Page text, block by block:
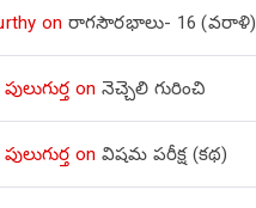
on రాగసౌరభాలు- 16 (వరాళి)
on నెచ్చెలి గురించి
on విషమ పరీక్ష (క‌థ‌)